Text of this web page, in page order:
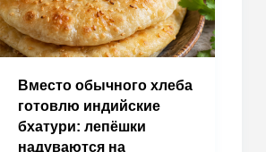
Вместо обычного хлеба
готовлю индийские
бхатури: лепёшки
надуваются на